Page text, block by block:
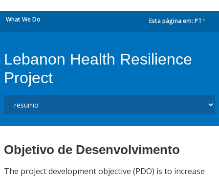
What We Do Esta página em: PT
Lebanon Health Resilience
Project
Objetivo de Desenvolvimento
The project development objective (PDO) is to increase